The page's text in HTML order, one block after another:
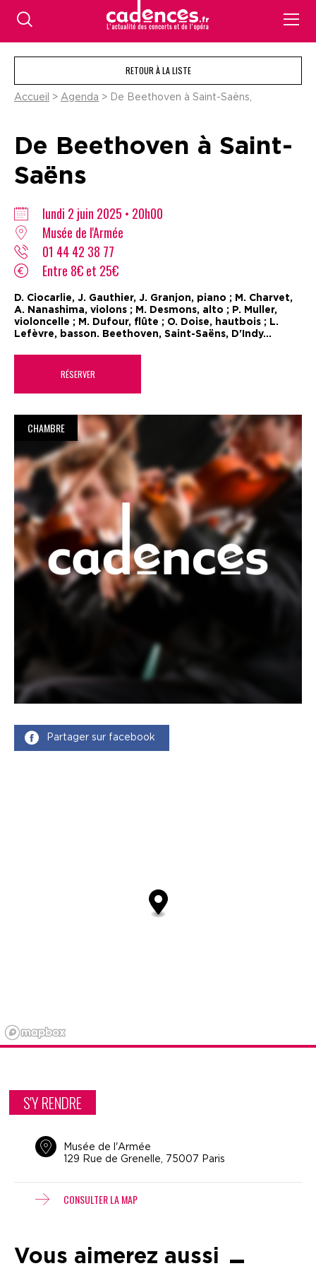
RETOUR À LA LISTE
Accueil > Agenda > De Beethoven à Saint-Saëns,
De Beethoven à Saint-
Saëns
lundi 2 juin 2025 • 20h00
Musée de l'Armée
01 44 42 38 77
Entre 8€ et 25€
D. Ciocarlie, J. Gauthier, J. Granjon, piano ; M. Charvet,
A. Nanashima, violons ; M. Desmons, alto ; P. Muller,
violoncelle ; M. Dufour, flûte ; O. Doise, hautbois ; L.
Lefèvre, basson. Beethoven, Saint-Saëns, D'Indy...
RÉSERVER
CHAMBRE
Partager sur facebook
S'Y RENDRE
Musée de l'Armée
129 Rue de Grenelle, 75007 Paris
CONSULTER LA MAP
Vous aimerez aussi